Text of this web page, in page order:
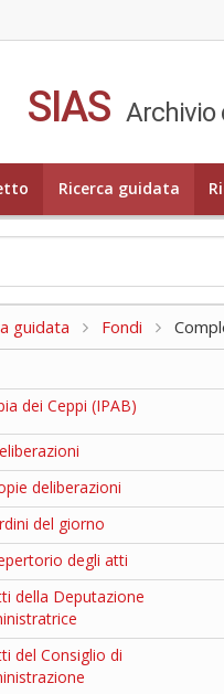
SIAS Archivio
Ricerca guidata
guidata Fondi
dei Ceppi (IPAB)
deliberazioni
del giorno
degli atti
della Deputazione
del Consiglio di